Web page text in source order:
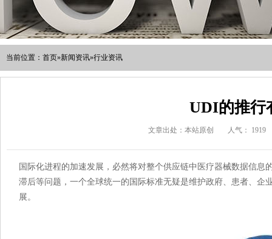
当前位置： 首页»新闻资讯»行业资讯
UDI的推行
文章出处：本站原创 人气： 1919
国际化进程的加速发展，必然将对整个供应链中医疗器械数据信
滞后等问题，一个全球统一的国际标准无疑是维护政府、患者、
展。